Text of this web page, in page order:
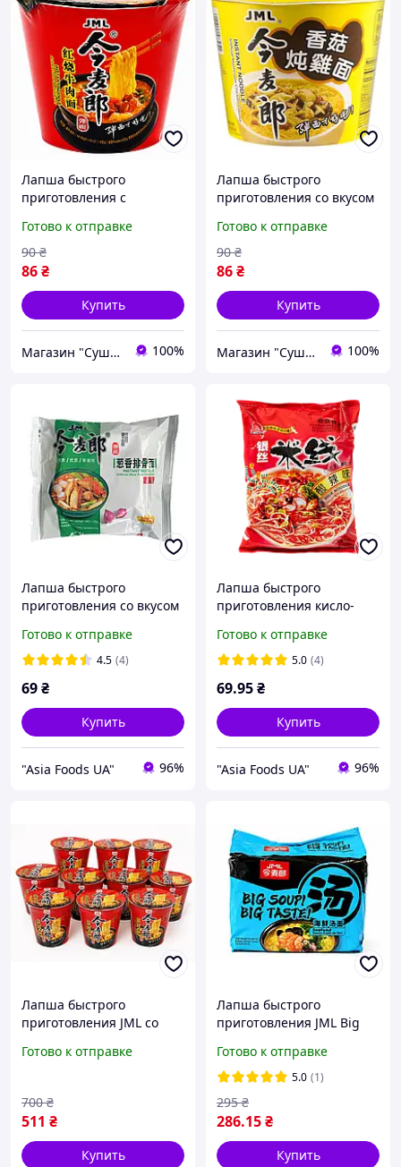
Лапша быстрого
приготовления с
116г
Готово к отправке
86₴
90 ₴
Купить
Магазин "Суши Повар" 100%
Лапша быстрого
приготовления со вкусом
JML 109г
Готово к отправке
86₴
90 ₴
Купить
Магазин "Суши Повар" 100%
Лапша быстрого
приготовления со вкусом
GOLDEN WHEAT 109 г
Готово к отправке
4.5 (4)
69₴
Купить
"Asia Foods UA" 96%
Лапша быстрого
приготовления кисло-
Готово к отправке
5.0 (4)
69.95₴
Купить
"Asia Foods UA" 96%
Лапша быстрого
приготовления JML со
говядины в чашке, 10 шт
Готово к отправке
511 ₴
700 ₴
Купить
Лапша быстрого
приготовления JML Big
вкусом морепродуктов, 5
шт
Готово к отправке
5.0 (1)
286.15₴
295 ₴
Купить